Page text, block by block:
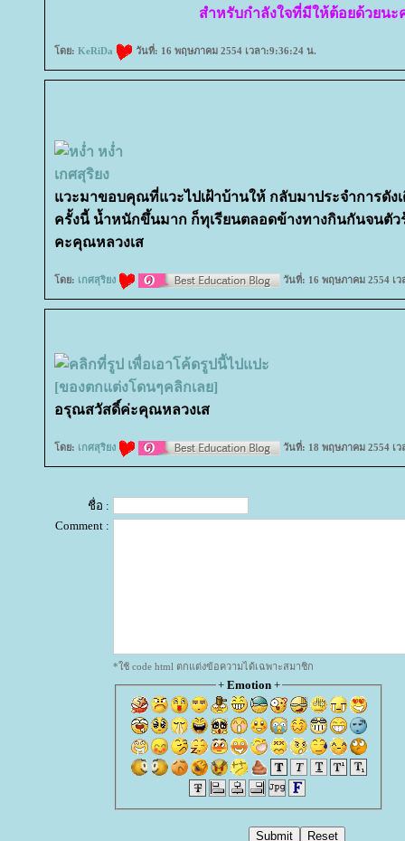
สำหรับกำลังใจที่มีให้ต้อยด้วยนะ
ดย: KeRiDa วันที่: 16 พฤษภาคม 2554 เวลา:9:36:24 น.
เกศสุริยง
วะมาขอบคุณที่แวะไปเฝ้าบ้านให้ กลับมาประจำการดัง
ครั้งนี้ น้ำหนักขึ้นมาก ก็ทุเรียนตลอดข้างทางกินกันจนตัว
คะคุณหลวงเส
ดย: เกศสุริยง วันที่: 16 พฤษภาคม 2554 เ
[ของตกแต่งโดนๆคลิกเลย]
อรุณสวัสดิ์ค่ะคุณหลวงเส
ดย: เกศสุริยง วันที่: 18 พฤษภาคม 2554 เ
ชื่อ :
Comment :
*ใช้ code html ตกแต่งข้อความได้เฉพาะสมาชิก
+ Emotion+